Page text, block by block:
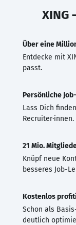
XING
Über eine
Entdecke mit
passt.
Persönliche
Lass Dich
Recruiter·innen.
21 Mio.
Knüpf neue
besseres Job-
Kostenlos
Schon als
deutlich